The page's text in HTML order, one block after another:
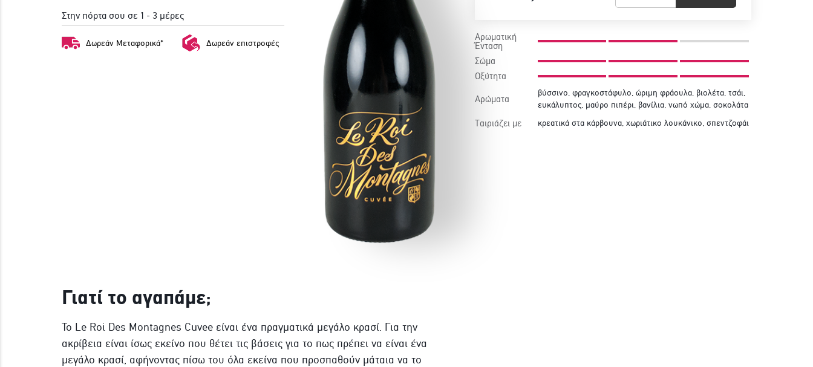
Στην πόρτα σου σε 1 - 3 μέρες
Δωρεάν Μεταφορικά* Δωρεάν επιστροφές
Γιατί το αγαπάμε;
To Le Roi Des Montagnes Cuvee είναι ένα πραγματικά μεγάλο κρασί. Για την
ακρίβεια είναι ίσως εκείνο που θέτει τις βάσεις για το πως πρέπει να είναι ένα
μεγάλο κρασί, αφήνοντας πίσω του όλα εκείνα που προσπαθούν μάταια να το
Αρωματική
Ένταση
Σώμα
Οξύτητα
Αρώματα
βύσσινο, φραγκοστάφυλο, ώριμη φράουλα, βιολέτα, τσάι,
ευκάλυπτος, μαύρο πιπέρι, βανίλια, νωπό χώμα, σοκολάτα
Ταιριάζει με κρεατικά στα κάρβουνα, χωριάτικο λουκάνικο, σπεντζοφάι